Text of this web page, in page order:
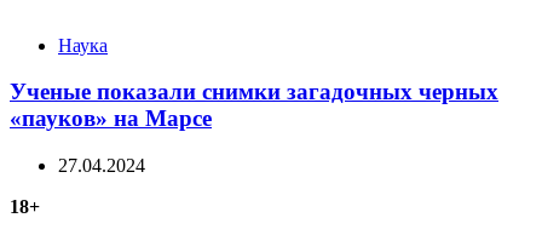
Categories
Наука
Ученые показали снимки загадочных черных
«пауков» на Марсе
27.04.2024
18+